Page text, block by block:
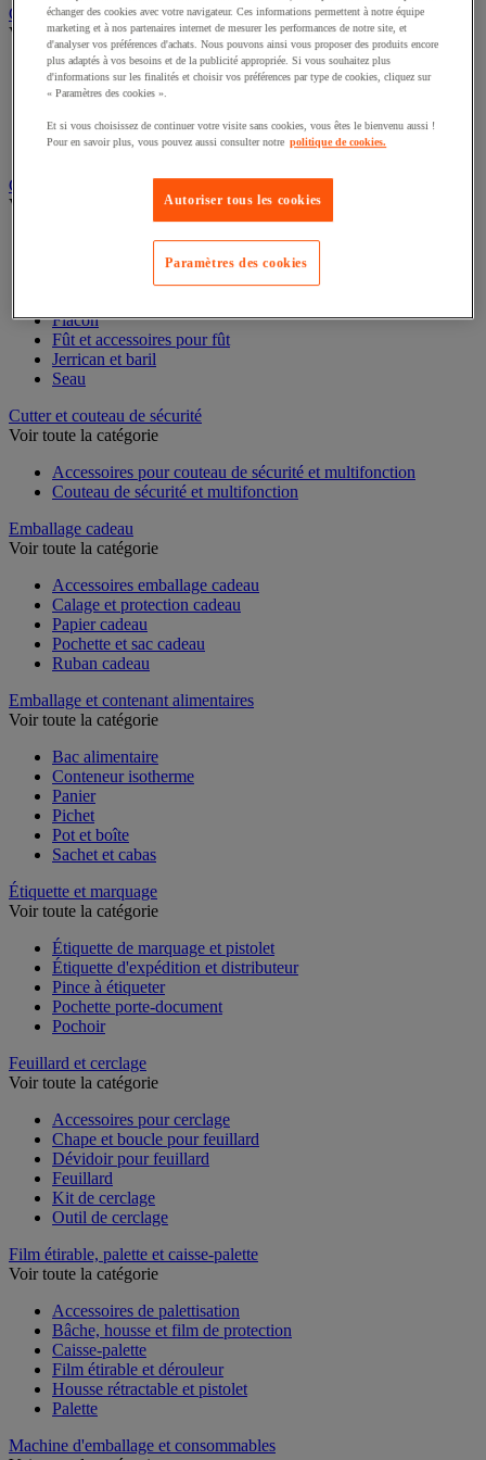
Caisse carton, enveloppe et boîte postale
Voir toute la catégorie
Boîte et tube d'expédition
Caisse carton
Caisse-palette carton
Enveloppe et pochette d'expédition
Contenant et fût
Voir toute la catégorie
Accessoires conteneur
Flacon
Fût et accessoires pour fût
Jerrican et baril
Seau
Cutter et couteau de sécurité
Voir toute la catégorie
Accessoires pour couteau de sécurité et multifonction
Couteau de sécurité et multifonction
Emballage cadeau
Voir toute la catégorie
Accessoires emballage cadeau
Calage et protection cadeau
Papier cadeau
Pochette et sac cadeau
Ruban cadeau
Emballage et contenant alimentaires
Voir toute la catégorie
Bac alimentaire
Conteneur isotherme
Panier
Pichet
Pot et boîte
Sachet et cabas
Étiquette et marquage
Voir toute la catégorie
Étiquette de marquage et pistolet
Étiquette d'expédition et distributeur
Pince à étiqueter
Pochette porte-document
Pochoir
Feuillard et cerclage
Voir toute la catégorie
Accessoires pour cerclage
Chape et boucle pour feuillard
Dévidoir pour feuillard
Feuillard
Kit de cerclage
Outil de cerclage
Film étirable, palette et caisse-palette
Voir toute la catégorie
Accessoires de palettisation
Bâche, housse et film de protection
Caisse-palette
Film étirable et dérouleur
Housse rétractable et pistolet
Palette
Machine d'emballage et consommables
échanger des cookies avec votre navigateur. Ces informations permettent à notre équipe
marketing et à nos partenaires internet de mesurer les performances de notre site, et
d'analyser vos préférences d'achats. Nous pouvons ainsi vous proposer des produits encore
plus adaptés à vos besoins et de la publicité appropriée. Si vous souhaitez plus
d'informations sur les finalités et choisir vos préférences par type de cookies, cliquez sur
« Paramètres des cookies ».
Et si vous choisissez de continuer votre visite sans cookies, vous êtes le bienvenu aussi !
Pour en savoir plus, vous pouvez aussi consulter notre politique de cookies.
Autoriser tous les cookies
Paramètres des cookies